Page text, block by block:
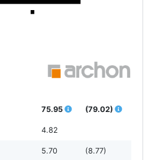
75.95 (79.02)
4.82
5.70 (8.77)